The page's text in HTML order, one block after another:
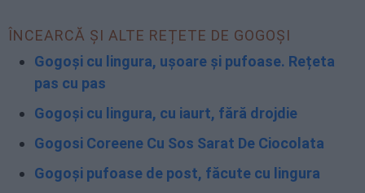
ÎNCEARCĂ ȘI ALTE REȚETE DE GOGOȘI
Gogoși cu lingura, ușoare și pufoase. Rețeta
pas cu pas
Gogoși cu lingura, cu iaurt, fără drojdie
Gogosi Coreene Cu Sos Sarat De Ciocolata
Gogoși pufoase de post, făcute cu lingura